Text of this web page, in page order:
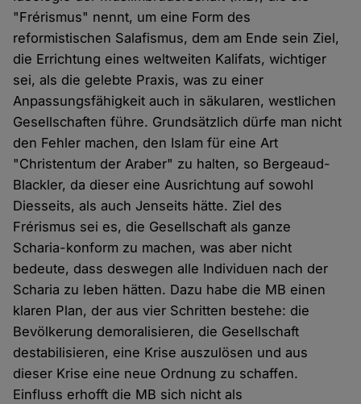
"Frérismus" nennt, um eine Form des
reformistischen Salafismus, dem am Ende sein Ziel,
die Errichtung eines weltweiten Kalifats, wichtiger
sei, als die gelebte Praxis, was zu einer
Anpassungsfähigkeit auch in säkularen, westlichen
Gesellschaften führe. Grundsätzlich dürfe man nicht
den Fehler machen, den Islam für eine Art
"Christentum der Araber" zu halten, so Bergeaud-
Blackler, da dieser eine Ausrichtung auf sowohl
Diesseits, als auch Jenseits hätte. Ziel des
Frérismus sei es, die Gesellschaft als ganze
Scharia-konform zu machen, was aber nicht
bedeute, dass deswegen alle Individuen nach der
Scharia zu leben hätten. Dazu habe die MB einen
klaren Plan, der aus vier Schritten bestehe: die
Bevölkerung demoralisieren, die Gesellschaft
destabilisieren, eine Krise auszulösen und aus
dieser Krise eine neue Ordnung zu schaffen.
Einfluss erhofft die MB sich nicht als